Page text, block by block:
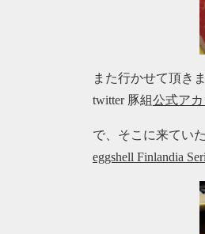
また行かせて頂きま
twitter 豚組公式アカ
で、そこに来ていた
eggshell Finlandia